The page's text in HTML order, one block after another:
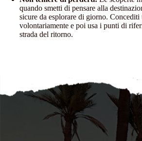
quando smetti di pensare alla
sicure da esplorare di giorno. Concediti
volontariamente e poi usa i punti di
strada del ritorno.